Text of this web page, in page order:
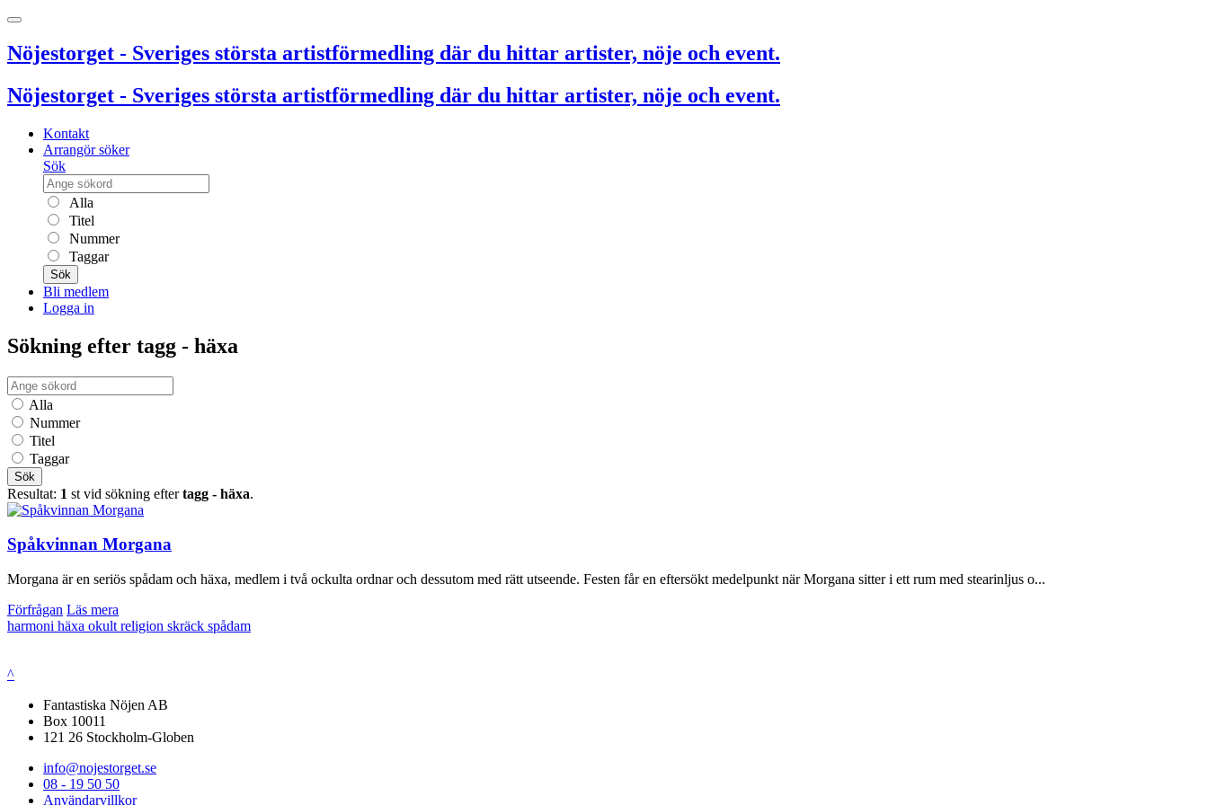
Nöjestorget - Sveriges största artistförmedling där du hittar artister, nöje och event.
Nöjestorget - Sveriges största artistförmedling där du hittar artister, nöje och event.
Kontakt
Arrangör söker
Sök
Alla
Titel
Nummer
Taggar
Sök
Bli medlem
Logga in
Sökning efter tagg - häxa
Alla
Nummer
Titel
Taggar
Sök
Resultat: 1 st vid sökning eftertagg - häxa.
Spåkvinnan Morgana
Morgana är en seriös spådam och häxa, medlem i två ockulta ordnar och dessutom med rätt utseende. Festen får en eftersökt medelpunkt när Morgana sitter i ett rum med stearinljus o...
Förfrågan Läs mera
harmoni häxa okult religion skräck spådam
^
Fantastiska Nöjen AB
Box 10011
121 26 Stockholm-Globen
info@nojestorget.se
08 - 19 50 50
Användarvillkor